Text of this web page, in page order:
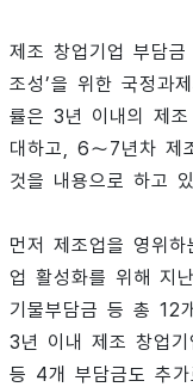
제조 창업기업 부담
조성’을 위한 국정과
률은 3년 이내의 제
대하고, 6～7년차 제
것을 내용으로 하고
먼저 제조업을 영위
업 활성화를 위해 지
기물부담금 등 총 12
3년 이내 제조 창업기
등 4개 부담금도 추